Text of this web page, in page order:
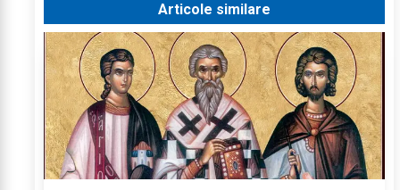
Articole similare